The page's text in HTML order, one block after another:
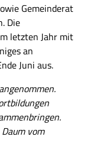
Gemeinderat
Die
letzten Jahr mit
an
Juni aus.
vom